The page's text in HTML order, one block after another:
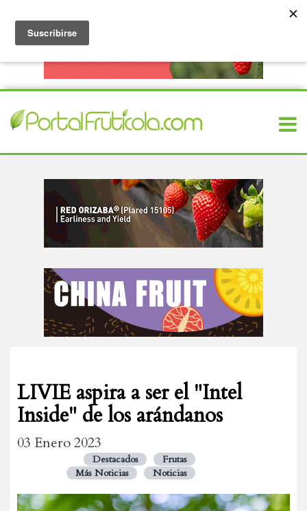
LIVIE aspira a ser el "Intel
Inside" de los arándanos
03 Enero 2023
Destacados
Frutas
Más Noticias
Noticias